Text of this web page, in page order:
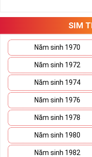
những hướng giải quyết
tứ 2 cùng xuất hiện trong
sim tứ quýtăng lên gấp bội.
thần người sở hữu là
mọi điều tốt đẹp và may
Lợi ích sim Tứ
SIM
Năm sinh 1970
Năm sinh 1972
Năm sinh 1974
Năm sinh 1976
Năm sinh 1978
Năm sinh 1980
Năm sinh 1982